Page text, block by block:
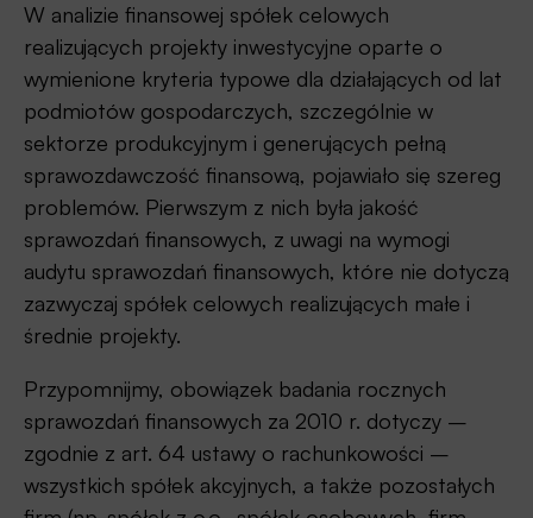
W analizie finansowej spółek celowych
realizujących projekty inwestycyjne oparte o
wymienione kryteria typowe dla działających od lat
podmiotów gospodarczych, szczególnie w
sektorze produkcyjnym i generujących pełną
sprawozdawczość finansową, pojawiało się szereg
problemów. Pierwszym z nich była jakość
sprawozdań finansowych, z uwagi na wymogi
audytu sprawozdań finansowych, które nie dotyczą
zazwyczaj spółek celowych realizujących małe i
średnie projekty.
Przypomnijmy, obowiązek badania rocznych
sprawozdań finansowych za 2010 r. dotyczy –
zgodnie z art. 64 ustawy o rachunkowości –
wszystkich spółek akcyjnych, a także pozostałych